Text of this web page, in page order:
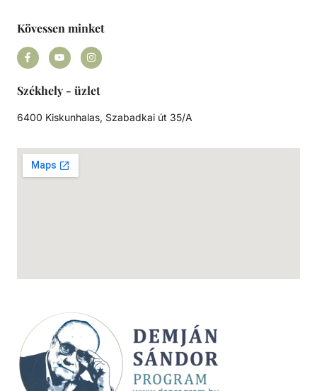
Kövessen minket
Székhely - üzlet
6400 Kiskunhalas, Szabadkai út 35/A